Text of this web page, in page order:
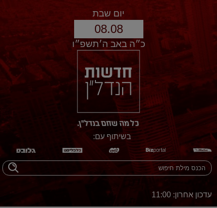
יום שבת
08.08
כ״ה באב ה׳תשפ״ו
בשיתוף עם:
עדכון אחרון: 11:00